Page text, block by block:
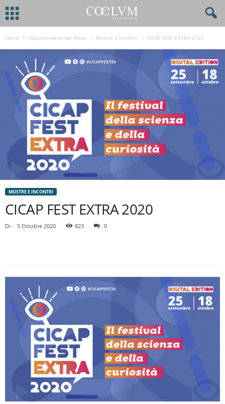
Home Appuntamenti del Mese Mostre e Incontri CICAP FEST EXTRA 2020
MOSTRE E INCONTRI
CICAP FEST EXTRA 2020
Di - 5 Ottobre 2020 823 0